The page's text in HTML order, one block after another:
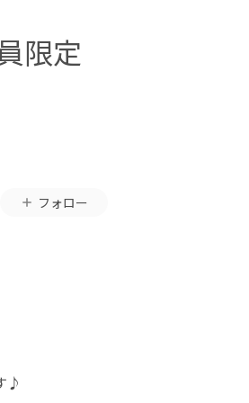
限定
フォロー
♪